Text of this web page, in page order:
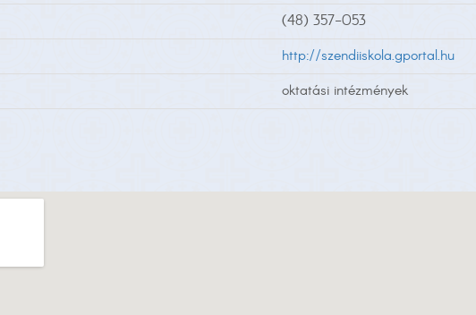
(48) 357-053
http://szendiiskola.gportal.hu
oktatási intézmények